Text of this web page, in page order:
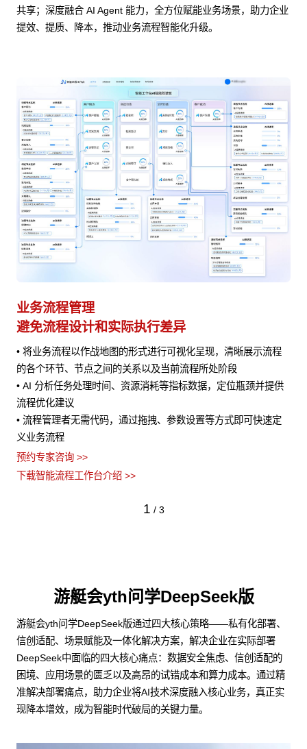
共享；深度融合 AI Agent 能力，全方位赋能业务场景，助力企业
提效、提质、降本，推动业务流程智能化升级。
业务流程管理
避免流程设计和实际执行差异
• 将业务流程以作战地图的形式进行可视化呈现，清晰展示流程
的各个环节、节点之间的关系以及当前流程所处阶段
• AI 分析任务处理时间、资源消耗等指标数据，定位瓶颈并提供
流程优化建议
• 流程管理者无需代码，通过拖拽、参数设置等方式即可快速定
义业务流程
预约专家咨询 >>
下载智能流程工作台介绍 >>
1 / 3
游艇会yth问学DeepSeek版
游艇会yth问学DeepSeek版通过四大核心策略——私有化部署、
信创适配、场景赋能及一体化解决方案，解决企业在实际部署
DeepSeek中面临的四大核心痛点：数据安全焦虑、信创适配的
困境、应用场景的匮乏以及高昂的试错成本和算力成本。通过精
准解决部署痛点，助力企业将AI技术深度融入核心业务，真正实
现降本增效，成为智能时代破局的关键力量。